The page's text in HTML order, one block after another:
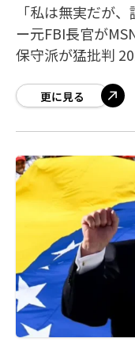
「私は無実だが
ー元FBI長官が
保守派が猛批判
て、MSNBCのアン
更に見る